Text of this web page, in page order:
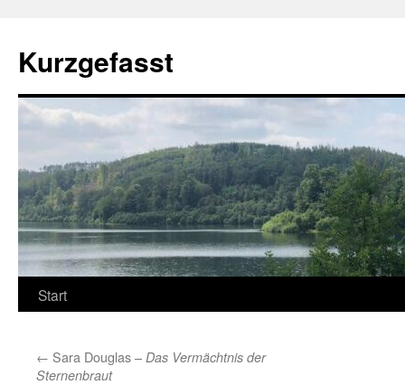
springen
Kurzgefasst
Start
← Sara Douglas – Das Vermächtnis der
Sternenbraut